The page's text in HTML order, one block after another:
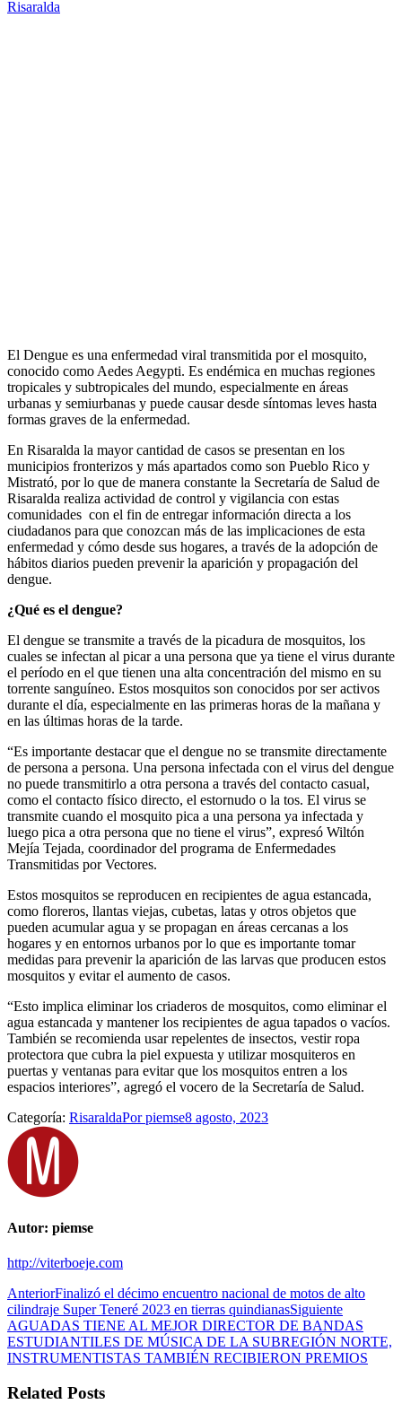
Risaralda
El Dengue es una enfermedad viral transmitida por el mosquito,
conocido como Aedes Aegypti. Es endémica en muchas regiones
tropicales y subtropicales del mundo, especialmente en áreas
urbanas y semiurbanas y puede causar desde síntomas leves hasta
formas graves de la enfermedad.
En Risaralda la mayor cantidad de casos se presentan en los
municipios fronterizos y más apartados como son Pueblo Rico y
Mistrató, por lo que de manera constante la Secretaría de Salud de
Risaralda realiza actividad de control y vigilancia con estas
comunidades con el fin de entregar información directa a los
ciudadanos para que conozcan más de las implicaciones de esta
enfermedad y cómo desde sus hogares, a través de la adopción de
hábitos diarios pueden prevenir la aparición y propagación del
dengue.
¿Qué es el dengue?
El dengue se transmite a través de la picadura de mosquitos, los
cuales se infectan al picar a una persona que ya tiene el virus durante
el período en el que tienen una alta concentración del mismo en su
torrente sanguíneo. Estos mosquitos son conocidos por ser activos
durante el día, especialmente en las primeras horas de la mañana y
en las últimas horas de la tarde.
“Es importante destacar que el dengue no se transmite directamente
de persona a persona. Una persona infectada con el virus del dengue
no puede transmitirlo a otra persona a través del contacto casual,
como el contacto físico directo, el estornudo o la tos. El virus se
transmite cuando el mosquito pica a una persona ya infectada y
luego pica a otra persona que no tiene el virus”, expresó Wiltón
Mejía Tejada, coordinador del programa de Enfermedades
Transmitidas por Vectores.
Estos mosquitos se reproducen en recipientes de agua estancada,
como floreros, llantas viejas, cubetas, latas y otros objetos que
pueden acumular agua y se propagan en áreas cercanas a los
hogares y en entornos urbanos por lo que es importante tomar
medidas para prevenir la aparición de las larvas que producen estos
mosquitos y evitar el aumento de casos.
“Esto implica eliminar los criaderos de mosquitos, como eliminar el
agua estancada y mantener los recipientes de agua tapados o vacíos.
También se recomienda usar repelentes de insectos, vestir ropa
protectora que cubra la piel expuesta y utilizar mosquiteros en
puertas y ventanas para evitar que los mosquitos entren a los
espacios interiores”, agregó el vocero de la Secretaría de Salud.
Categoría: RisaraldaPorpiemse8 agosto, 2023
Autor: piemse
http://viterboeje.com
Navegación
entre
publicaciones
AnteriorPublicación
anterior:
Finalizó el décimo encuentro nacional de motos de alto
cilindraje Super Teneré 2023 en tierras quindianasSiguiente
siguiente:
AGUADAS TIENE AL MEJOR DIRECTOR DE BANDAS
ESTUDIANTILES DE MÚSICA DE LA SUBREGIÓN NORTE,
INSTRUMENTISTAS TAMBIÉN RECIBIERON PREMIOS
Related Posts